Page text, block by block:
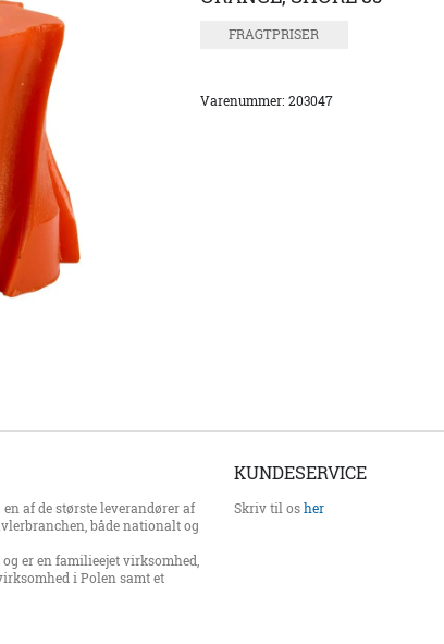
FRAGTPRISER
Varenummer: 203047
en af de største leverandører af
både nationalt og
og er en familieejet virksomhed,
i Polen samt et
KUNDESERVICE
Skriv til osher